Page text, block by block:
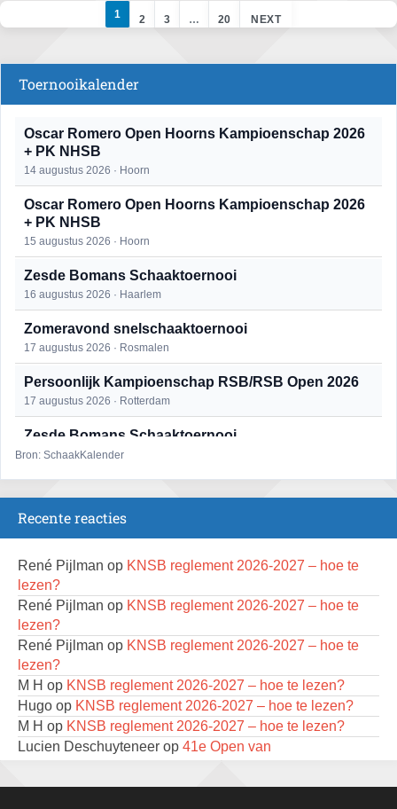
1 2 3 … 20 NEXT
Toernooikalender
Oscar Romero Open Hoorns Kampioenschap 2026
+ PK NHSB
14 augustus 2026 · Hoorn
Oscar Romero Open Hoorns Kampioenschap 2026
+ PK NHSB
15 augustus 2026 · Hoorn
Zesde Bomans Schaaktoernooi
16 augustus 2026 · Haarlem
Zomeravond snelschaaktoernooi
17 augustus 2026 · Rosmalen
Persoonlijk Kampioenschap RSB/RSB Open 2026
17 augustus 2026 · Rotterdam
Zesde Bomans Schaaktoernooi
17 augustus 2026 · Haarlem
Zomeravond snelschaaktoernooi
18 augustus 2026 · Rosmalen
Mat op ‘t Wad
22 augustus 2026 · Den Burg, Texel
Simultaan The Butcher
22 augustus 2026 · Utrecht
Open 6e Senioren-50+ Zomer-rapidschaaktoernooi
22 augustus 2026 · Udenhout, Gemeente Tilburg
2e Utrechts kroegloperstoernooi
Bron: SchaakKalender
Recente reacties
René Pijlman op KNSB reglement 2026-2027 – hoe te
lezen?
René Pijlman op KNSB reglement 2026-2027 – hoe te
lezen?
René Pijlman op KNSB reglement 2026-2027 – hoe te
lezen?
M H op KNSB reglement 2026-2027 – hoe te lezen?
Hugo op KNSB reglement 2026-2027 – hoe te lezen?
M H op KNSB reglement 2026-2027 – hoe te lezen?
Lucien Deschuyteneer op 41e Open van
Eric César van 't HofopKNSB reglement 2026-2027 –